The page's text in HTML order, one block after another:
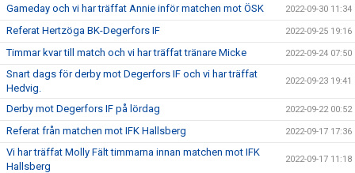
Gameday och vi har träffat Annie inför matchen mot ÖSK 2022-09-30 11:34
Referat Hertzöga BK-Degerfors IF 2022-09-25 19:16
Timmar kvar till match och vi har träffat tränare Micke 2022-09-24 07:50
Snart dags för derby mot Degerfors IF och vi har träffat
Hedvig.
2022-09-23 19:41
Derby mot Degerfors IF på lördag 2022-09-22 00:52
Referat från matchen mot IFK Hallsberg 2022-09-17 17:36
Vi har träffat Molly Fält timmarna innan matchen mot IFK
Hallsberg
2022-09-17 11:18